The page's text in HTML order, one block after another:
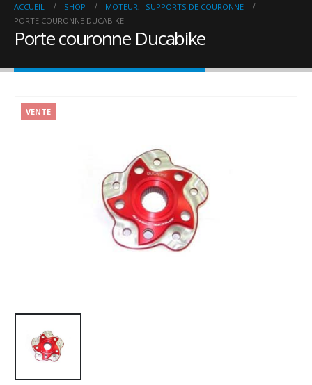
ACCUEIL SHOP MOTEUR,
SUPPORTS DE COURONNE
PORTE COURONNE DUCABIKE
Porte couronne Ducabike
VENTE